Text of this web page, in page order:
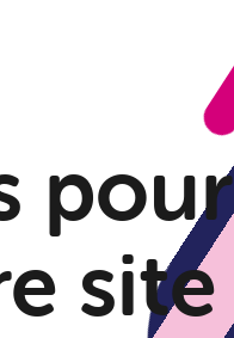
pour
site